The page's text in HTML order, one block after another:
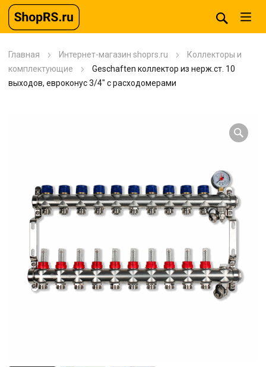
Главная Интернет-магазин shoprs.ru
Коллекторы и
комплектующие
Geschaften коллектор из нерж.ст. 10
выходов, евроконус 3/4″ с расходомерами